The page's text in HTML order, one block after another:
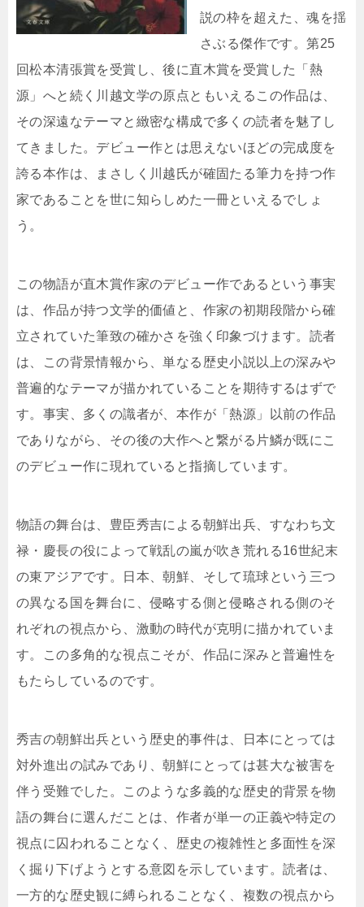
説の枠を超えた、魂を揺
さぶる傑作です。第25
回松本清張賞を受賞し、後に直木賞を受賞した「熱
源」へと続く川越文学の原点ともいえるこの作品は、
その深遠なテーマと緻密な構成で多くの読者を魅了し
てきました。デビュー作とは思えないほどの完成度を
誇る本作は、まさしく川越氏が確固たる筆力を持つ作
家であることを世に知らしめた一冊といえるでしょ
う。
この物語が直木賞作家のデビュー作であるという事実
は、作品が持つ文学的価値と、作家の初期段階から確
立されていた筆致の確かさを強く印象づけます。読者
は、この背景情報から、単なる歴史小説以上の深みや
普遍的なテーマが描かれていることを期待するはずで
す。事実、多くの識者が、本作が「熱源」以前の作品
でありながら、その後の大作へと繋がる片鱗が既にこ
のデビュー作に現れていると指摘しています。
物語の舞台は、豊臣秀吉による朝鮮出兵、すなわち文
禄・慶長の役によって戦乱の嵐が吹き荒れる16世紀末
の東アジアです。日本、朝鮮、そして琉球という三つ
の異なる国を舞台に、侵略する側と侵略される側のそ
れぞれの視点から、激動の時代が克明に描かれていま
す。この多角的な視点こそが、作品に深みと普遍性を
もたらしているのです。
秀吉の朝鮮出兵という歴史的事件は、日本にとっては
対外進出の試みであり、朝鮮にとっては甚大な被害を
伴う受難でした。このような多義的な歴史的背景を物
語の舞台に選んだことは、作者が単一の正義や特定の
視点に囚われることなく、歴史の複雑性と多面性を深
く掘り下げようとする意図を示しています。読者は、
一方的な歴史観に縛られることなく、複数の視点から